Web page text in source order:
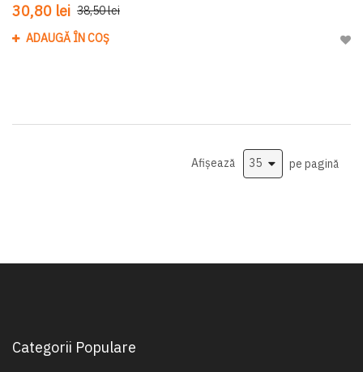
30,80 lei 38,50 lei
ADAUGĂ ÎN COȘ
Afișează pe pagină
Categorii Populare